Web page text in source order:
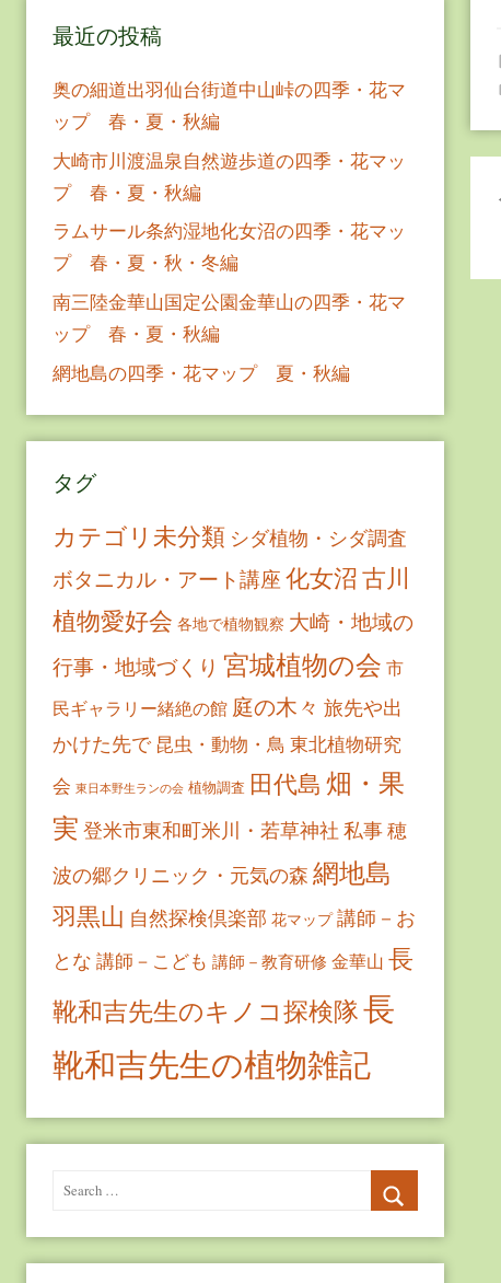
最近の投稿
奥の細道出羽仙台街道中山峠の四季・花マ
ップ 春・夏・秋編
大崎市川渡温泉自然遊歩道の四季・花マッ
プ 春・夏・秋編
ラムサール条約湿地化女沼の四季・花マッ
プ 春・夏・秋・冬編
南三陸金華山国定公園金華山の四季・花マ
ップ 春・夏・秋編
網地島の四季・花マップ 夏・秋編
タグ
カテゴリ未分類 シダ植物・シダ調査
ボタニカル・アート講座 化女沼古川
植物愛好会 各地で植物観察 大崎・地域の
行事・地域づくり 宮城植物の会 市
民ギャラリー緒絶の館 庭の木々 旅先や出
かけた先で 昆虫・動物・鳥 東北植物研究
会 東日本野生ランの会 植物調査 田代島 畑・果
実 登米市東和町米川・若草神社 私事穂
波の郷クリニック・元気の森 網地島
羽黒山 自然探検倶楽部 花マップ 講師－お
とな 講師－こども 講師－教育研修 金華山 長
靴和吉先生のキノコ探検隊長
靴和吉先生の植物雑記
Search